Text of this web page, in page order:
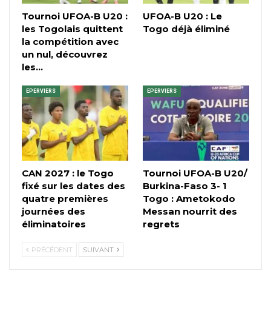
Tournoi UFOA-B U20 :
les Togolais quittent
la compétition avec
un nul, découvrez
les…
UFOA-B U20 : Le
Togo déjà éliminé
EPERVIERS
CAN 2027 : le Togo
fixé sur les dates des
quatre premières
journées des
éliminatoires
EPERVIERS
Tournoi UFOA-B U20/
Burkina-Faso 3- 1
Togo : Ametokodo
Messan nourrit des
regrets
PRÉCÉDENT SUIVANT